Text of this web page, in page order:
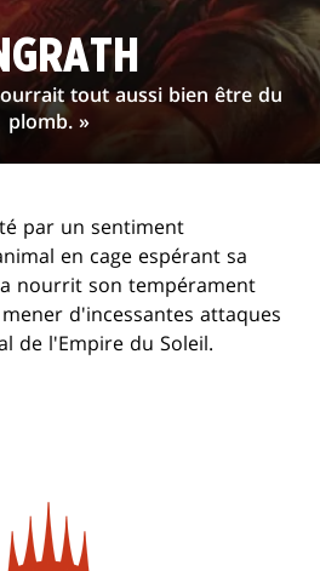
tout aussi bien être du
plomb. »
par un sentiment
en cage espérant sa
nourrit son tempérament
d'incessantes attaques
de l'Empire du Soleil.